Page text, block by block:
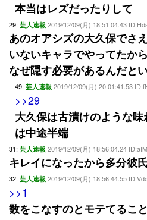
本当はレズだったりして
29: 芸人速報 2019/12/09(月) 18:51:04.43
あのオアシズの大久保でさ
いないキャラでやってたか
なぜ隠す必要があるんだと
49: 芸人速報 2019/12/09(月) 20:01:41.53
>>29
大久保は古漬けのような
は中途半端
31: 芸人速報 2019/12/09(月) 18:56:04.24
キレイになったから多分彼
32: 芸人速報 2019/12/09(月) 18:56:44.55
>>1
数をこなすのとモテてるこ